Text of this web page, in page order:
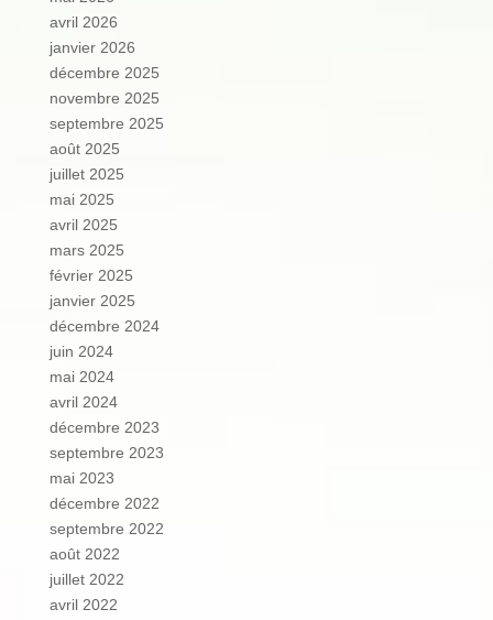
avril 2026
janvier 2026
décembre 2025
novembre 2025
septembre 2025
août 2025
juillet 2025
mai 2025
avril 2025
mars 2025
février 2025
janvier 2025
décembre 2024
juin 2024
mai 2024
avril 2024
décembre 2023
septembre 2023
mai 2023
décembre 2022
septembre 2022
août 2022
juillet 2022
avril 2022